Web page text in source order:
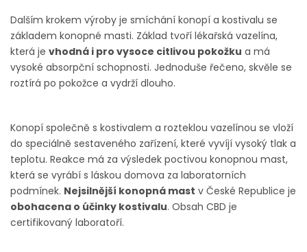
Dalším krokem výroby je smíchání konopí a kostivalu se
základem konopné masti. Základ tvoří lékařská vazelína,
která je vhodná i pro vysoce citlivou pokožku a má
vysoké absorpční schopnosti. Jednoduše řečeno, skvěle se
roztírá po pokožce a vydrží dlouho.
Konopí společně s kostivalem a rozteklou vazelínou se vloží
do speciálně sestaveného zařízení, které vyvíjí vysoký tlak a
teplotu. Reakce má za výsledek poctivou konopnou mast,
která se vyrábí s láskou domova za laboratorních
podmínek. Nejsilnější konopná mast v České Republice je
obohacena o účinky kostivalu. Obsah CBD je
certifikovaný laboratoří.